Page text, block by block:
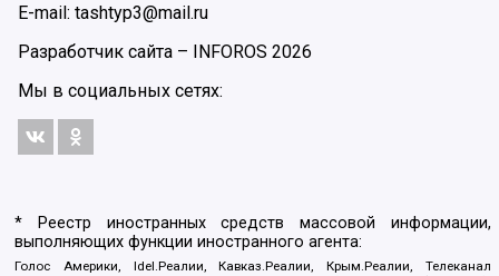
E-mail: tashtyp3@mail.ru
Разработчик сайта – INFOROS 2026
Мы в социальных сетях:
* Реестр иностранных средств массовой информации,
выполняющих функции иностранного агента:
Голос Америки, Idel.Реалии, Кавказ.Реалии, Крым.Реалии, Телеканал